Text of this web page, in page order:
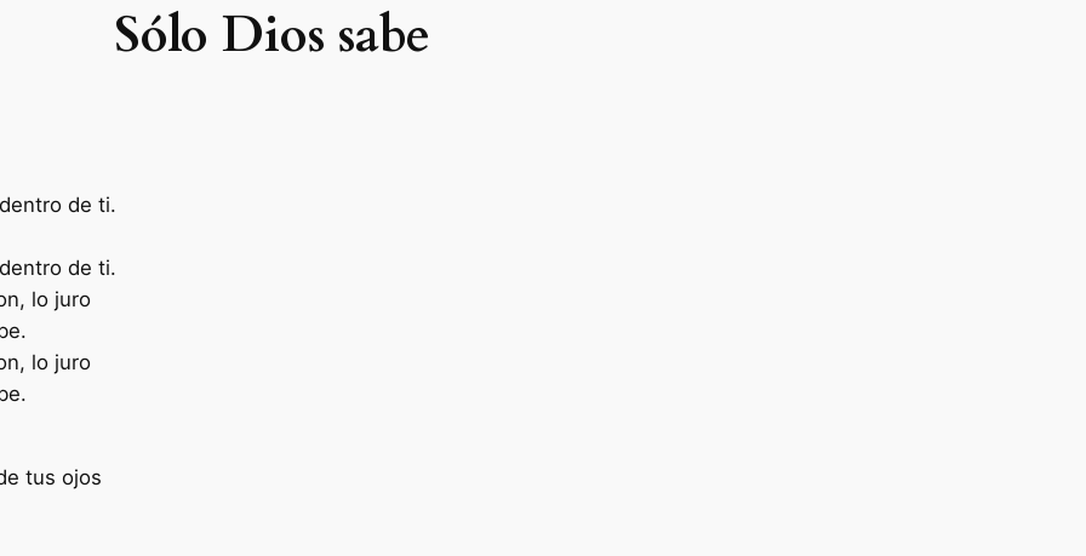
Sólo Dios sabe
de ti.
de ti.
lo juro
lo juro
tus ojos